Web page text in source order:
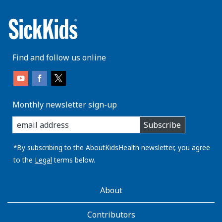
Find and follow us online
Monthly newsletter sign-up
enter
you
email
address:
Subscribe
*By subscribing to the AboutKidsHealth newsletter, you agree
to the Legal terms below.
AboutKidsHealthAbout
Contributors